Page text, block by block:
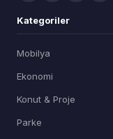
Kategoriler
Mobilya
Ekonomi
Konut & Proje
Parke